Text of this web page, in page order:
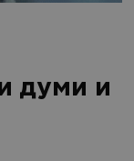
думи и